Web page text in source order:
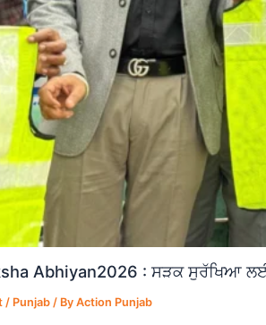
Abhiyan2026 : ਸੜਕ ਸੁਰੱਖਿਆ
/ Punjab / ByAction Punjab